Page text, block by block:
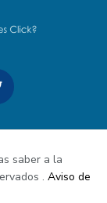
saber a la
. Aviso de